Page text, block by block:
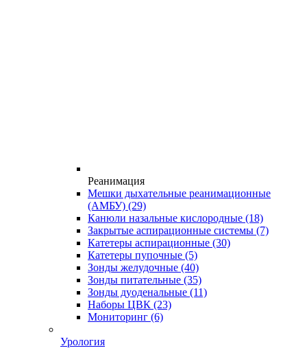
Реанимация
Мешки дыхательные реанимационные
(АМБУ) (29)
Канюли назальные кислородные (18)
Закрытые аспирационные системы (7)
Катетеры аспирационные (30)
Катетеры пупочные (5)
Зонды желудочные (40)
Зонды питательные (35)
Зонды дуоденальные (11)
Наборы ЦВК (23)
Мониторинг (6)
Урология